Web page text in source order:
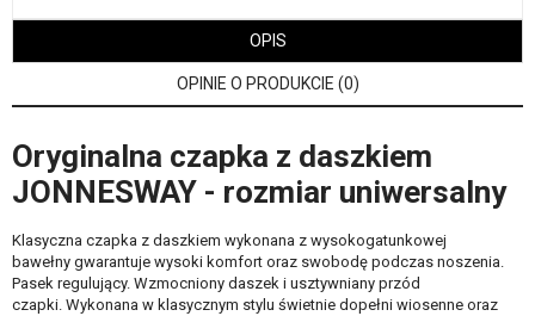
OPIS
OPINIE O PRODUKCIE (0)
Oryginalna czapka z daszkiem
JONNESWAY - rozmiar uniwersalny
Klasyczna czapka z daszkiem wykonana z wysokogatunkowej
bawełny gwarantuje wysoki komfort oraz swobodę podczas noszenia.
Pasek regulujący. Wzmocniony daszek i usztywniany przód
czapki. Wykonana w klasycznym stylu świetnie dopełni wiosenne oraz